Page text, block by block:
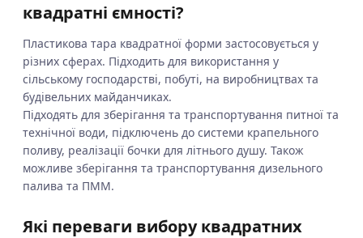
квадратні ємності?
Пластикова тара квадратної форми застосовується у
різних сферах. Підходить для використання у
сільському господарстві, побуті, на виробництвах та
будівельних майданчиках.
Підходять для зберігання та транспортування питної та
технічної води, підключень до системи крапельного
поливу, реалізації бочки для літнього душу. Також
можливе зберігання та транспортування дизельного
палива та ПММ.
Які переваги вибору квадратних